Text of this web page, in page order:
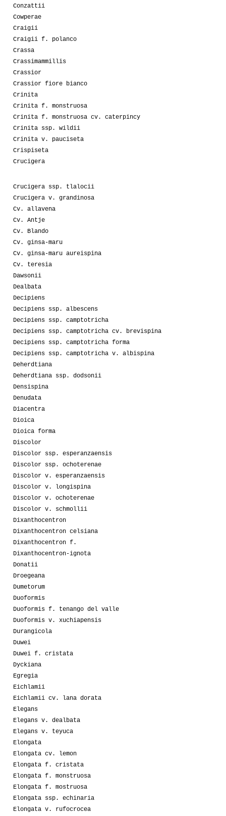
Conzattii
Cowperae
Craigii
Craigii f. polanco
Crassa
Crassimammillis
Crassior
Crassior fiore bianco
Crinita
Crinita f. monstruosa
Crinita f. monstruosa cv. caterpincy
Crinita ssp. wildii
Crinita v. pauciseta
Crispiseta
Crucigera
Crucigera ssp. tlalocii
Crucigera v. grandinosa
Cv. allavena
Cv. Antje
Cv. Blando
Cv. ginsa-maru
Cv. ginsa-maru aureispina
Cv. teresia
Dawsonii
Dealbata
Decipiens
Decipiens ssp. albescens
Decipiens ssp. camptotricha
Decipiens ssp. camptotricha cv. brevispina
Decipiens ssp. camptotricha forma
Decipiens ssp. camptotricha v. albispina
Deherdtiana
Deherdtiana ssp. dodsonii
Densispina
Denudata
Diacentra
Dioica
Dioica forma
Discolor
Discolor ssp. esperanzaensis
Discolor ssp. ochoterenae
Discolor v. esperanzaensis
Discolor v. longispina
Discolor v. ochoterenae
Discolor v. schmollii
Dixanthocentron
Dixanthocentron celsiana
Dixanthocentron f.
Dixanthocentron-ignota
Donatii
Droegeana
Dumetorum
Duoformis
Duoformis f. tenango del valle
Duoformis v. xuchiapensis
Durangicola
Duwei
Duwei f. cristata
Dyckiana
Egregia
Eichlamii
Eichlamii cv. lana dorata
Elegans
Elegans v. dealbata
Elegans v. teyuca
Elongata
Elongata cv. lemon
Elongata f. cristata
Elongata f. monstruosa
Elongata f. mostruosa
Elongata ssp. echinaria
Elongata v. rufocrocea